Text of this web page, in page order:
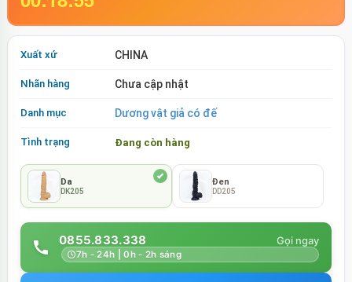
Xuất xứ CHINA
Nhãn hàng Chưa cập nhật
Danh mục Dương vật giả có đế
Tình trạng Đang còn hàng
Da
DK205
Đen
DD205
0855.833.338
7h - 24h | 0h - 2h sáng